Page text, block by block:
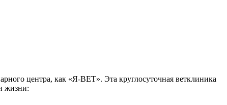
центра, как «Я-ВЕТ». Эта круглосуточная ветклиника
жизни: